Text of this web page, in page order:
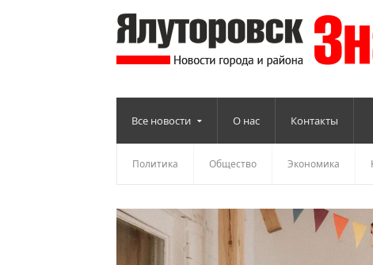
Все новости О нас Контакты
Политика Общество Экономика